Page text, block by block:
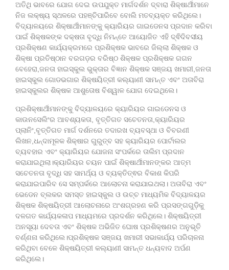
ଅତିଥି ଭାବରେ ଯୋଗ ଦେଇ ଉପଯୁକ୍ତ ମାର୍ଗଦର୍ଶନ ଦ୍ବାରା ଶିକ୍ଷାର୍ଥୀମାନେ
ନିଜ ଲକ୍ଷ୍ୟ ସ୍ଥଳରେ ପହଞ୍ଚିପାରିବେ ବୋଲି ମତବ୍ୟକ୍ତ କରିଥିଲେ।
ବିଦ୍ୟାଳୟରେ ଶିକ୍ଷାର୍ଥୀମାନଙ୍କୁ କ୍ୟାରିୟର ଗାଇଡେନସ ପ୍ରଦାନ କରିବା
ପାଇଁ ଶିକ୍ଷକଙ୍କ ଦକ୍ଷତା ବୃଦ୍ଧି ନିମନ୍ତେ ଆୟୋଜିତ ଏହି ଦ୍ଵିଦିବସୀୟ
ପ୍ରଶିକ୍ଷଣ କାର୍ଯ୍ୟକ୍ରମରେ ପ୍ରଶିକ୍ଷକ ଭାବରେ ଜିଲ୍ଲା ଶିକ୍ଷକ ଓ
ଶିକ୍ଷା ପ୍ରତିଷ୍ଠାନ ବରଗଡ଼ର ବରିଷ୍ଠ ଶିକ୍ଷକ ପ୍ରଶିକ୍ଷକ ଗଗନ
ବେହେରା,ଜନତା ହାଇସ୍କୁଲ ଭୁକ୍ତାର ବିଜ୍ଞାନ ଶିକ୍ଷକ ସଞ୍ଜୟ ଖମାରୀ,ଜନତା
ହାଇସ୍କୁଲ ଗୋଡଭଗାର ଶିକ୍ଷୟିତ୍ରୀ କଲ୍ୟାଣୀ ସାମନ୍ତ ଏବଂ ଅତାବିରା
ହାଇସ୍କୁଲର ଶିକ୍ଷକ ଆଶୁତୋଷ ବିଶ୍ୱାଳ ଯୋଗ ଦେଇଥିଲେ।
ପ୍ରଶିକ୍ଷାର୍ଥୀମାନଙ୍କୁ ବିଦ୍ୟାଳୟରେ କ୍ୟାରିୟର ଗାଇଡେନସ ଓ
କାଉନସେଲିଂର ଆବଶ୍ୟକତା, ବୃତ୍ତିଗତ ସଚେତନତା,କ୍ୟାରିୟର
ପ୍ଲାନିଂ,ବୃତ୍ତିଗତ ମାର୍ଗ ଦର୍ଶନରେ ତଦାରଖ ବ୍ୟବସ୍ଥା ଓ ବିବରଣୀ
ଲିଖନ,ଧନ୍ଦାମୂଳକ ଶିକ୍ଷାର ଗୁରୁତ୍ବ ସହ କ୍ୟାରିୟର ପୋର୍ଟାଲର
ବ୍ୟବହାର ଏବଂ କ୍ୟାରିୟର ଯୋଜନା ସଂପର୍କରେ ତାଲିମ ପ୍ରଦାନ
କରାଯାଇଥିଲା।କ୍ୟାରିୟର ଚୟନ ପାଇଁ ଶିକ୍ଷାର୍ଥୀମାନଙ୍କର ଆତ୍ମ
ସଚେତନତା ବୃଦ୍ଧି ସହ ସାମର୍ଥ୍ୟ ଓ ବ୍ୟକ୍ତିତ୍ଵର ବିକାଶ କିପରି
କରାଯାଇପାରିବ ସେ ସମ୍ପର୍କରେ ଆଲୋଚନା କରାଯାଇଥଲା। ଅତାବିରା ଏବଂ
ଭେଡେନ ବ୍ଲକର ସମସ୍ତ ହାଇସ୍କୁଲ ଓ ଉଚ୍ଚ ମାଧ୍ୟମିକ ବିଦ୍ୟାଳୟର
ଶିକ୍ଷକ ଶିକ୍ଷୟିତ୍ରୀ ଆଲୋଚନାରେ ଅଂଶଗ୍ରହଣ କରି ପ୍ରସଙ୍ଗଗୁଡ଼ିକୁ
ଦଳଗତ କାର୍ଯ୍ୟକଳାପ ମାଧ୍ୟମରେ ପ୍ରଦର୍ଶନ କରିଥିଲେ। ଶିକ୍ଷୟିତ୍ରୀ
ଅନସୂୟା ଦେବତା ଏବଂ ଶିକ୍ଷକ ଅଭିଜିତ ଘୋଷ ପ୍ରଶିକ୍ଷଣର ଅନୁଭୂତି
ବର୍ଣ୍ଣନା କରିଥିଲେ।ପ୍ରଶିକ୍ଷକ ସଞ୍ଜୟ ଖମାରୀ ସଭାକାର୍ଯ୍ୟ ପରିଚାଳନା
କରିଥିବା ବେଳେ ଶିକ୍ଷୟିତ୍ରୀ କଲ୍ୟାଣୀ ସାମନ୍ତ ଧନ୍ୟବାଦ ଅର୍ପଣ
କରିଥିଲେ।